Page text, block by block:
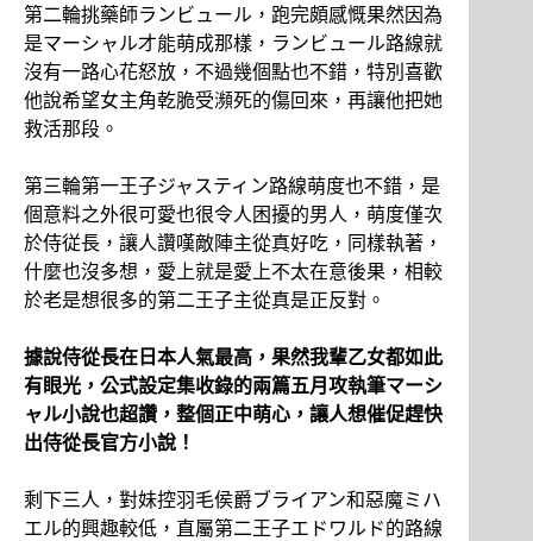
第二輪挑藥師ランビュール，跑完頗感慨果然因為
是マーシャル才能萌成那樣，ランビュール路線就
沒有一路心花怒放，不過幾個點也不錯，特別喜歡
他說希望女主角乾脆受瀕死的傷回來，再讓他把她
救活那段。
第三輪第一王子ジャスティン路線萌度也不錯，是
個意料之外很可愛也很令人困擾的男人，萌度僅次
於侍従長，讓人讚嘆敵陣主從真好吃，同樣執著，
什麼也沒多想，愛上就是愛上不太在意後果，相較
於老是想很多的第二王子主從真是正反對。
據說侍從長在日本人氣最高，果然我輩乙女都如此
有眼光，公式設定集收錄的兩篇五月攻執筆マーシ
ャル小說也超讚，整個正中萌心，讓人想催促趕快
出侍從長官方小說！
剩下三人，對妹控羽毛侯爵ブライアン和惡魔ミハ
エル的興趣較低，直屬第二王子エドワルド的路線